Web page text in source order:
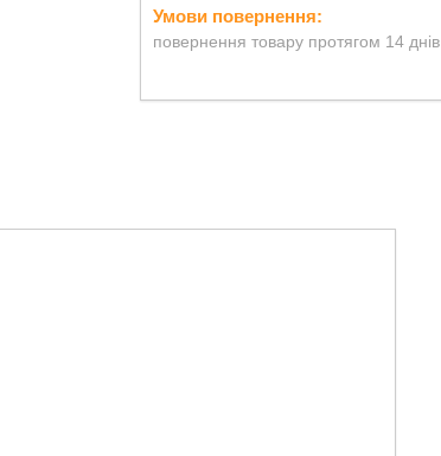
повернення товару протягом 14 днів